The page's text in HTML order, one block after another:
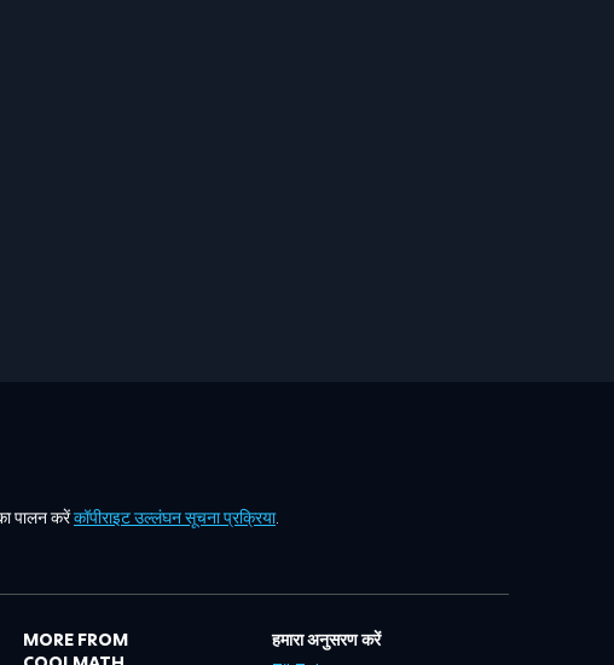
पालन करेंकॉपीराइट उल्लंघन सूचना प्रक्रिया.
MORE FROM
हमारा अनुसरण करें